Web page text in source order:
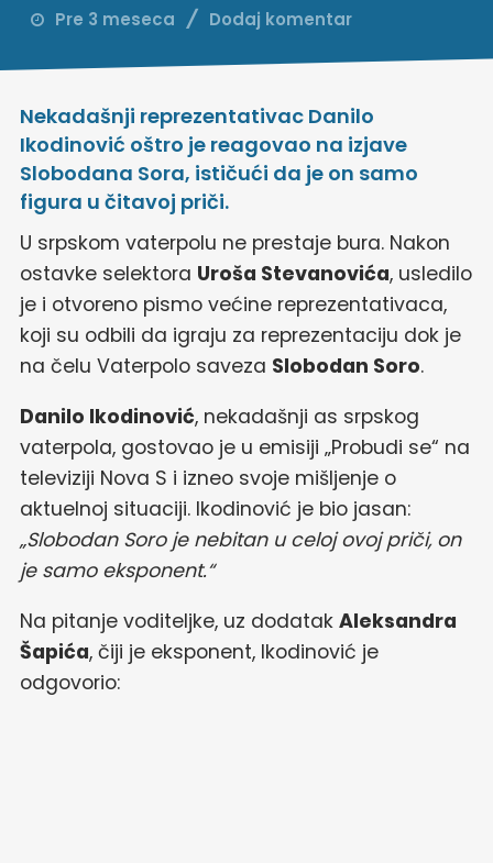
Pre 3 meseca Dodaj komentar
Nekadašnji reprezentativac Danilo
Ikodinović oštro je reagovao na izjave
Slobodana Sora, ističući da je on samo
figura u čitavoj priči.
U srpskom vaterpolu ne prestaje bura. Nakon
ostavke selektora Uroša Stevanovića, usledilo
je i otvoreno pismo većine reprezentativaca,
koji su odbili da igraju za reprezentaciju dok je
na čelu Vaterpolo saveza Slobodan Soro.
Danilo Ikodinović, nekadašnji as srpskog
vaterpola, gostovao je u emisiji „Probudi se“ na
televiziji Nova S i izneo svoje mišljenje o
aktuelnoj situaciji. Ikodinović je bio jasan:
„Slobodan Soro je nebitan u celoj ovoj priči, on
je samo eksponent.“
Na pitanje voditeljke, uz dodatak Aleksandra
Šapića, čiji je eksponent, Ikodinović je
odgovorio: